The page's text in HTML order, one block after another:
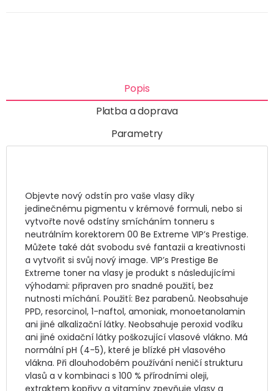
Popis
Platba a doprava
Parametry
Objevte nový odstín pro vaše vlasy díky
jedinečnému pigmentu v krémové formuli, nebo si
vytvořte nové odstíny smícháním tonneru s
neutrálním korektorem 00 Be Extreme VIP’s Prestige.
Můžete také dát svobodu své fantazii a kreativnosti
a vytvořit si svůj nový image. VIP’s Prestige Be
Extreme toner na vlasy je produkt s následujícími
výhodami: připraven pro snadné použití, bez
nutnosti míchání. Použití: Bez parabenů. Neobsahuje
PPD, resorcinol, 1-naftol, amoniak, monoetanolamin
ani jiné alkalizační látky. Neobsahuje peroxid vodíku
ani jiné oxidační látky poškozující vlasové vlákno. Má
normální pH (4-5), které je blízké pH vlasového
vlákna. Při dlouhodobém používání neničí strukturu
vlasů a v kombinaci s 100 % přírodními oleji,
extraktem kopřivy a vitamíny zpevňuje vlasy a